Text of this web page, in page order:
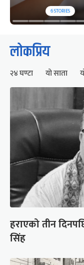
6STORIES
लोकप्रिय
२४ घण्टा यो साता
हराएको तीन
सिंह